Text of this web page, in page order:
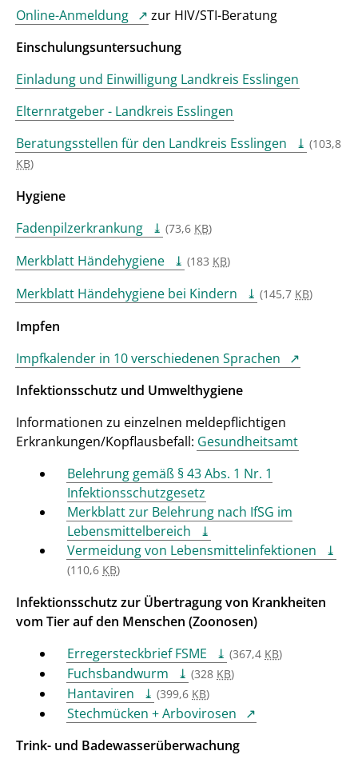
Online-Anmeldung
zur HIV/STI-Beratung
Einschulungsuntersuchung
Einladung und Einwilligung Landkreis Esslingen
Elternratgeber - Landkreis Esslingen
Beratungsstellen für den Landkreis Esslingen
(103,8
KB)
Hygiene
Fadenpilzerkrankung
(73,6 KB)
Merkblatt Händehygiene (183 KB)
Merkblatt Händehygiene bei Kindern (145,7 KB)
Impfen
Impfkalender in 10 verschiedenen Sprachen
Infektionsschutz und Umwelthygiene
Informationen zu einzelnen meldepflichtigen
Erkrankungen/Kopflausbefall: Gesundheitsamt
Belehrung gemäß § 43 Abs. 1 Nr. 1
Infektionsschutzgesetz
Merkblatt zur Belehrung nach IfSG im
Lebensmittelbereich
Vermeidung von Lebensmittelinfektionen
(110,6 KB)
Infektionsschutz zur Übertragung von Krankheiten
vom Tier auf den Menschen (Zoonosen)
Erregersteckbrief FSME
(367,4 KB)
Fuchsbandwurm (328 KB)
Hantaviren (399,6 KB)
Stechmücken + Arbovirosen
Trink- und Badewasserüberwachung